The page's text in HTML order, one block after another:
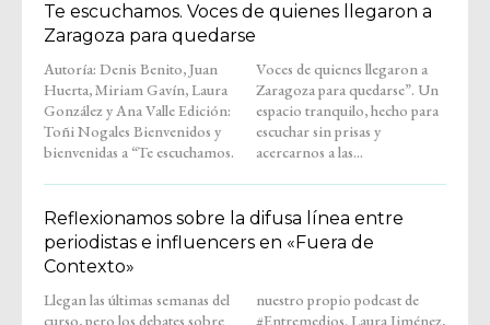
Te escuchamos. Voces de quienes llegaron a
Zaragoza para quedarse
Autoría: Denis Benito, Juan
Huerta, Miriam Gavín, Laura
González y Ana Valle Edición:
Toñi Nogales Bienvenidos y
bienvenidas a “Te escuchamos.
Voces de quienes llegaron a
Zaragoza para quedarse”. Un
espacio tranquilo, hecho para
escuchar sin prisas y
acercarnos a las...
Reflexionamos sobre la difusa línea entre
periodistas e influencers en «Fuera de
Contexto»
Llegan las últimas semanas del
curso, pero los debates sobre
nuestro propio podcast de
#Entremedios. Laura Jiménez,